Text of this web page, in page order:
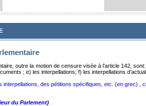
outre la motion de censure visée à l’article 142,
; e) les interpellations; f) les interpellations
des pétitions spécifiques, etc. (en grec) ,
du Parlement)